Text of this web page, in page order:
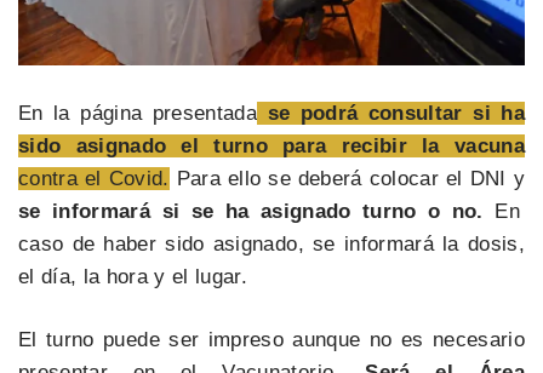
En la página presentada se podrá consultar si ha
sido asignado el turno para recibir la vacuna
contra el Covid. Para ello se deberá colocar el DNI y
se informará si se ha asignado turno o no. En
caso de haber sido asignado, se informará la dosis,
el día, la hora y el lugar.
El turno puede ser impreso aunque no es necesario